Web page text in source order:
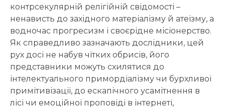
контрсекулярній релігійній свідомості –
ненависть до західного матеріалізму й атеїзму, а
водночас прогресизм і своєрідне місіонерство.
Як справедливо зазначають дослідники, цей
рух досі не набув чітких обрисів, його
представники можуть схилятися до
інтелектуального примордіалізму чи бурхливої
примітивізації, до ескапічного усамітнення в
лісі чи емоційної проповіді в інтернеті,